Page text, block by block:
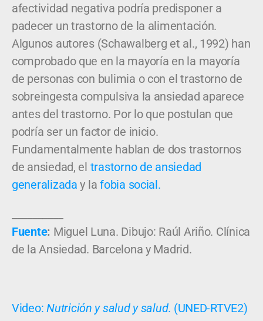
afectividad negativa podría predisponer a
padecer un trastorno de la alimentación.
Algunos autores (Schawalberg et al., 1992) han
comprobado que en la mayoría en la mayoría
de personas con bulimia o con el trastorno de
sobreingesta compulsiva la ansiedad aparece
antes del trastorno. Por lo que postulan que
podría ser un factor de inicio.
Fundamentalmente hablan de dos trastornos
de ansiedad, el trastorno de ansiedad
generalizada y lafobia social.
Fuente: Miguel Luna. Dibujo: Raúl Ariño. Clínica
de la Ansiedad. Barcelona y Madrid.
Video:Nutrición y salud y salud. (UNED-RTVE2)